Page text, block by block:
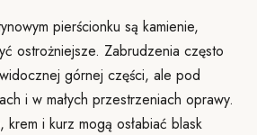
pierścionku są kamienie,
ostrożniejsze. Zabrudzenia często
górnej części, ale pod
i w małych przestrzeniach oprawy.
krem i kurz mogą osłabiać blask